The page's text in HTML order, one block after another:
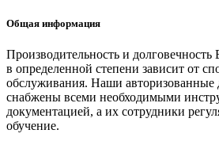
Общая информация
Производительность и
в определенной степени зависит от
обслуживания. Наши авторизованные
снабжены всеми необходимыми
документацией, а их сотрудники
обучение.